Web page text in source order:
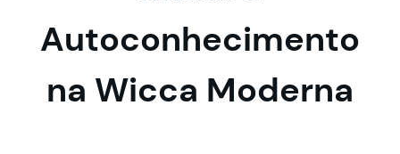
Autoconhecimento
na Wicca Moderna